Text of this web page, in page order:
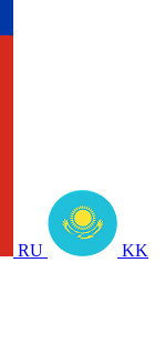
RU KK